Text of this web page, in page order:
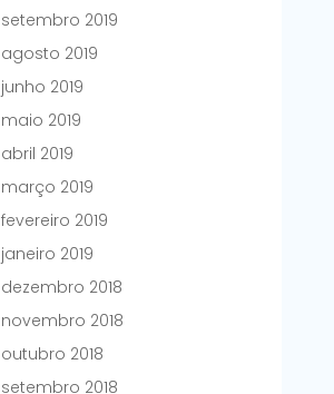
setembro 2019
agosto 2019
junho 2019
maio 2019
abril 2019
março 2019
fevereiro 2019
janeiro 2019
dezembro 2018
novembro 2018
outubro 2018
setembro 2018